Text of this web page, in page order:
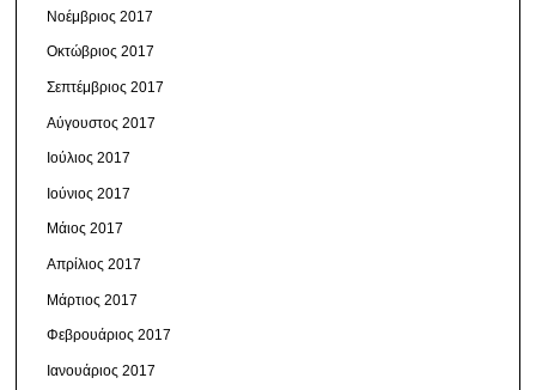
Νοέμβριος 2017
Οκτώβριος 2017
Σεπτέμβριος 2017
Αύγουστος 2017
Ιούλιος 2017
Ιούνιος 2017
Μάιος 2017
Απρίλιος 2017
Μάρτιος 2017
Φεβρουάριος 2017
Ιανουάριος 2017